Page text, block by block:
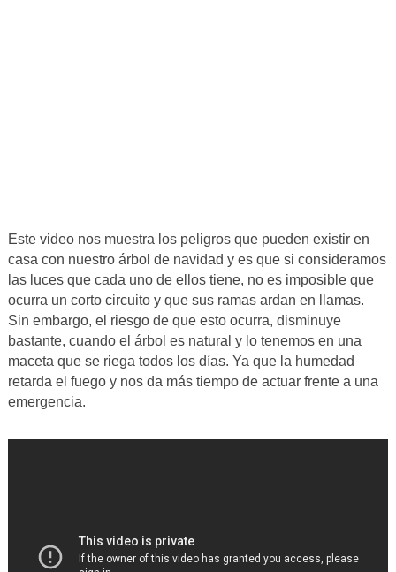
Este video nos muestra los peligros que pueden existir en
casa con nuestro árbol de navidad y es que si consideramos
las luces que cada uno de ellos tiene, no es imposible que
ocurra un corto circuito y que sus ramas ardan en llamas.
Sin embargo, el riesgo de que esto ocurra, disminuye
bastante, cuando el árbol es natural y lo tenemos en una
maceta que se riega todos los días. Ya que la humedad
retarda el fuego y nos da más tiempo de actuar frente a una
emergencia.